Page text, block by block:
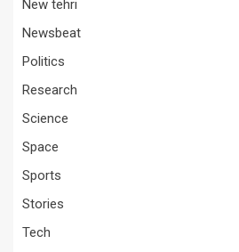
New tehri
Newsbeat
Politics
Research
Science
Space
Sports
Stories
Tech